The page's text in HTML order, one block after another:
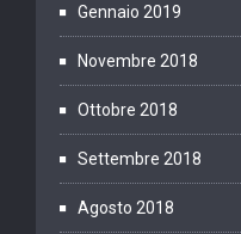
Gennaio 2019
Novembre 2018
Ottobre 2018
Settembre 2018
Agosto 2018